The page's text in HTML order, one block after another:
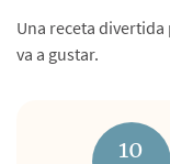
Una receta divertida
va a gustar.
10